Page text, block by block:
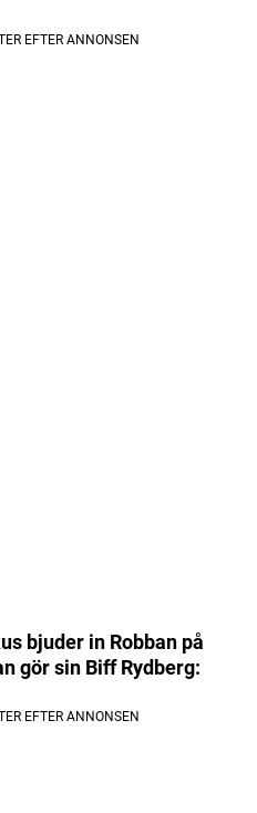
bjuder in Robban på
gör sin Biff Rydberg: